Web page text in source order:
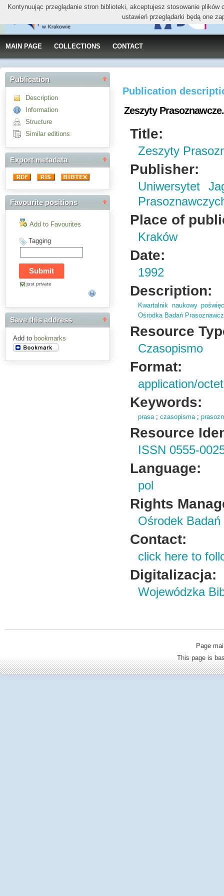
MAIN PAGE COLLECTIONS CONTACT
Publication
Description
Information
Structure
Similar editions
Export metadata
Favourite positions
Add to Favourites
Tagging
just private
Save this address
Add to bookmarks
Publication
Zeszyty
Title:
Zeszyty
Publisher:
Uniwersytet
Place of
Kraków
Date:
1992
Description:
Kwartalnik naukowy
Ośrodka Badań
Resource
Czasopismo
Format:
application/
Keywords:
prasa;czasopisma;
Resource
ISSN 0555-
Language:
pol
Rights
Ośrodek
Contact:
click here to
Digitalizacja:
Wojewódzka
Page
This page is
Kontynuując przeglądanie stron biblioteki, akceptujesz stosowanie
ustawień przeglądarki będą one